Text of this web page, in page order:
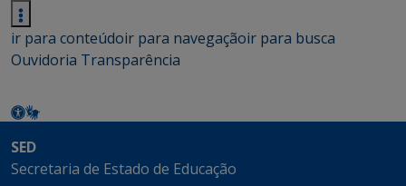
ir para conteúdoir para navegaçãoir para busca
Ouvidoria Transparência
SED
Secretaria de Estado de Educação